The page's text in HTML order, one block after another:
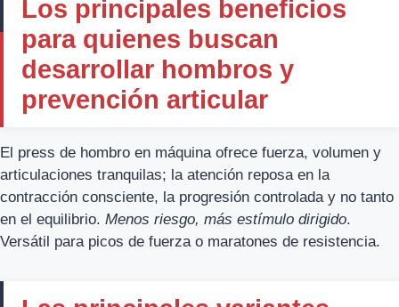
Los principales beneficios
para quienes buscan
desarrollar hombros y
prevención articular
El press de hombro en máquina ofrece fuerza, volumen y
articulaciones tranquilas; la atención reposa en la
contracción consciente, la progresión controlada y no tanto
en el equilibrio. Menos riesgo, más estímulo dirigido.
Versátil para picos de fuerza o maratones de resistencia.